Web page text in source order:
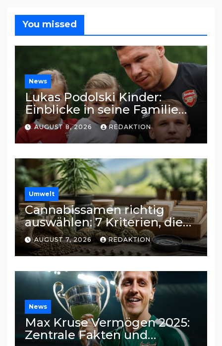
You missed
News
Lukas Podolski Kinder:
Einblicke in seine Familie
und Privatsphäre
AUGUST 8, 2026 REDAKTION
Umwelt
Cannabissamen richtig
auswählen: 7 Kriterien, die
beim Vergleich helfen
AUGUST 7, 2026 REDAKTION
News
Max Kruse Vermögen 2025:
Zentrale Fakten und